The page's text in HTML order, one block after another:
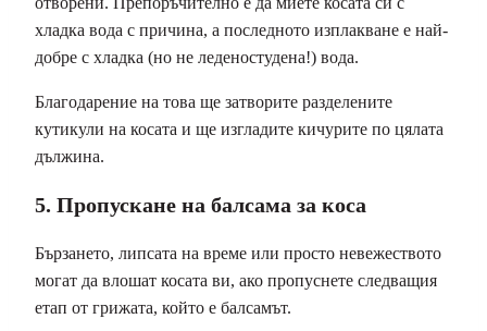
хладка вода с причина, а последното изплакване е най-
добре с хладка (но не леденостудена!) вода.
Благодарение на това ще затворите разделените
кутикули на косата и ще изгладите кичурите по цялата
дължина.
5. Пропускане на балсама за коса
Бързането, липсата на време или просто невежеството
могат да влошат косата ви, ако пропуснете следващия
етап от грижата, който е балсамът.